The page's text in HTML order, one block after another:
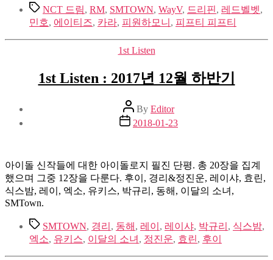
TagsNCT 드림, RM, SMTOWN, WayV, 드리핀, 레드벨벳,
민호, 에이티즈, 카라, 피원하모니 , 피프티 피프티
Categories
1st Listen
1st Listen : 2017년 12월 하반기
Post
author
By Editor
Post
date
2018-01-23
아이돌 신작들에 대한 아이돌로지 필진 단평. 총 20장을 집계
했으며 그중 12장을 다룬다. 후이, 경리&정진운, 레이샤, 효린,
식스밤, 레이, 엑소, 유키스, 박규리, 동해, 이달의 소녀,
SMTown.
TagsSMTOWN, 경리 , 동해 , 레이 , 레이샤, 박규리 , 식스밤,
엑소, 유키스, 이달의 소녀 , 정진운, 효린, 후이